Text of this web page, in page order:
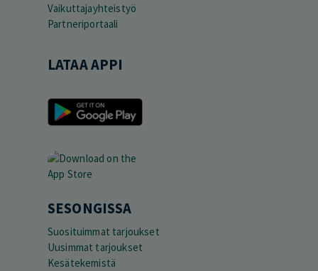
Vaikuttajayhteistyö
Partneriportaali
LATAA APPI
SESONGISSA
Suosituimmat tarjoukset
Uusimmat tarjoukset
Kesätekemistä